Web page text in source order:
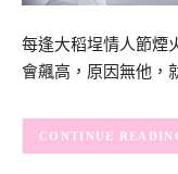
每逢大稻埕情人節煙
會飆高，原因無他，
CONTINUE